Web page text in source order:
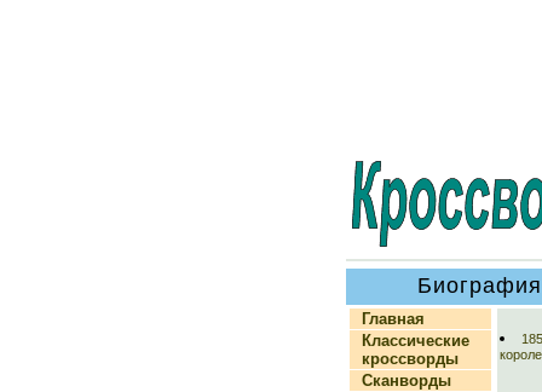
Главная
Классические
кроссворды
Сканворды